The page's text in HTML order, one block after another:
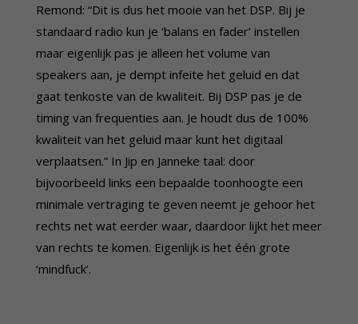
Remond: “Dit is dus het mooie van het DSP. Bij je
standaard radio kun je ‘balans en fader’ instellen
maar eigenlijk pas je alleen het volume van
speakers aan, je dempt infeite het geluid en dat
gaat tenkoste van de kwaliteit. Bij DSP pas je de
timing van frequenties aan. Je houdt dus de 100%
kwaliteit van het geluid maar kunt het digitaal
verplaatsen.” In Jip en Janneke taal: door
bijvoorbeeld links een bepaalde toonhoogte een
minimale vertraging te geven neemt je gehoor het
rechts net wat eerder waar, daardoor lijkt het meer
van rechts te komen. Eigenlijk is het één grote
‘mindfuck’.